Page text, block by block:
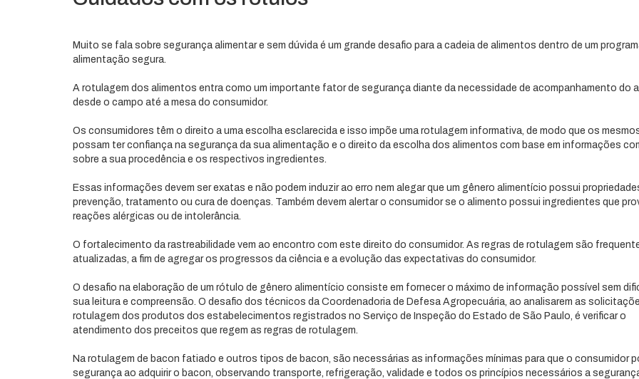
Muito se fala sobre segurança alimentar e sem dúvida é um grande desafio para a cadeia de alimentos dentro de um
alimentação segura.
A rotulagem dos alimentos entra como um importante fator de segurança diante da necessidade de acompanhamento do
desde o campo até a mesa do consumidor.
Os consumidores têm o direito a uma escolha esclarecida e isso impõe uma rotulagem informativa, de modo que os
possam ter confiança na segurança da sua alimentação e o direito da escolha dos alimentos com base em informações
sobre a sua procedência e os respectivos ingredientes.
Essas informações devem ser exatas e não podem induzir ao erro nem alegar que um gênero alimentício possui
prevenção, tratamento ou cura de doenças. Também devem alertar o consumidor se o alimento possui ingredientes que
reações alérgicas ou de intolerância.
O fortalecimento da rastreabilidade vem ao encontro com este direito do consumidor. As regras de rotulagem são
atualizadas, a fim de agregar os progressos da ciência e a evolução das expectativas do consumidor.
O desafio na elaboração de um rótulo de gênero alimentício consiste em fornecer o máximo de informação possível sem
sua leitura e compreensão. O desafio dos técnicos da Coordenadoria de Defesa Agropecuária, ao analisarem as
rotulagem dos produtos dos estabelecimentos registrados no Serviço de Inspeção do Estado de São Paulo, é verificar o
atendimento dos preceitos que regem as regras de rotulagem.
Na rotulagem de bacon fatiado e outros tipos de bacon, são necessárias as informações mínimas para que o consumidor
segurança ao adquirir o bacon, observando transporte, refrigeração, validade e todos os princípios necessários a